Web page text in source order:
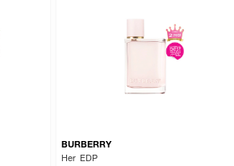
BURBERRY
Her EDP